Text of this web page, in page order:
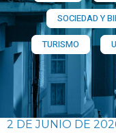
SOCIEDAD Y
TURISMO
2 DE JUNIO DE